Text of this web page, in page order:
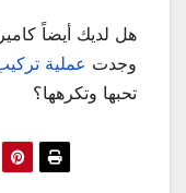
وجدت عملية
تحبها وتكرهها؟